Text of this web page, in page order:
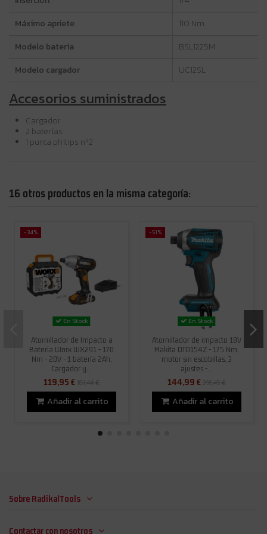
Máximo apriete
110 Nm
Modelo batería
BSL1225M
Modelo cargador
UC12SL
Accesorios suministrados
Cargador
2 baterías
1 punta philips nº2
16 otros productos en la misma categoría:
-34%
En Stock
Atornillador de Impacto a
Bateria Worx WX291 - 170
Nm - 20V - 1 batería 2Ah,
Cargador y...
119,95 €181,44 €
Añadir al carrito
-51%
En Stock
Atornillador de impacto 18V
Makita DTD154Z - 175 Nm,
motor sin escobillas, 3
ajustes -...
144,99 €296,45 €
Añadir al carrito
Sobre RadikalTools
Contactar con nosotros